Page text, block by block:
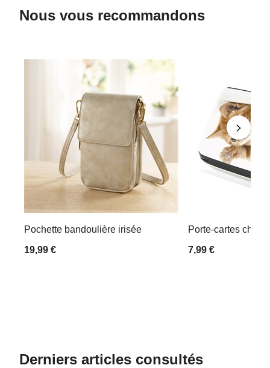
Nous vous recommandons
Pochette bandoulière irisée
19,99 €
Porte-cartes
7,99 €
Derniers articles consultés